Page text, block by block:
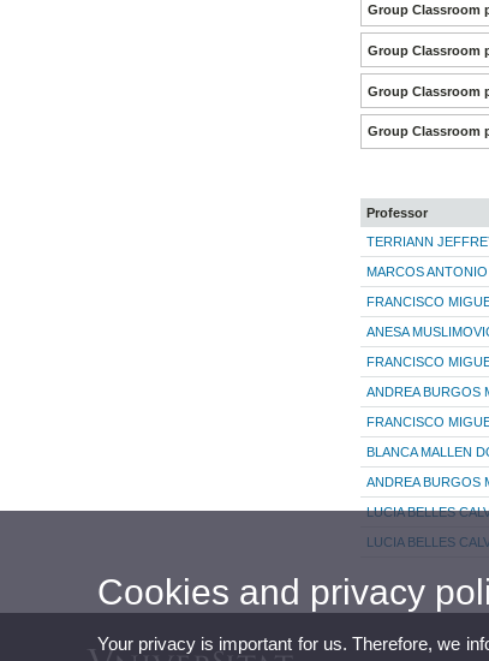
Group Classroom
Group Classroom
Group Classroom
Group Classroom
Professor
TERRIANN
MARCOS
FRANCISCO
ANESA
FRANCISCO
ANDREA BURGOS
FRANCISCO
BLANCA MALLEN
ANDREA BURGOS
LUCIA BELLES
LUCIA BELLES
Cookies and privacy
Your privacy is important for us. Therefore, we